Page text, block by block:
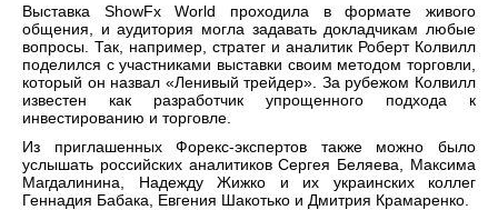
Выставка ShowFx World проходила в формате живого
общения, и аудитория могла задавать докладчикам любые
вопросы. Так, например, стратег и аналитик Роберт Колвилл
поделился с участниками выставки своим методом торговли,
который он назвал «Ленивый трейдер». За рубежом Колвилл
известен как разработчик упрощенного подхода к
инвестированию и торговле.
Из приглашенных Форекс-экспертов также можно было
услышать российских аналитиков Сергея Беляева, Максима
Магдалинина, Надежду Жижко и их украинских коллег
Геннадия Бабака, Евгения Шакотько и Дмитрия Крамаренко.